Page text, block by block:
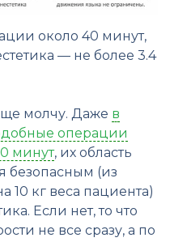
около 40 минут,
— не более 3.4
молчу. Даже в
операции
минут, их область
безопасным (из
10 кг веса пациента)
Если нет, то что
не все сразу, а по